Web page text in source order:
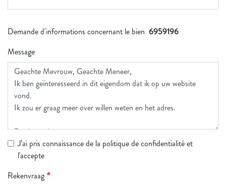
Demande d'informations concernant le bien 6959196
Message
J’ai pris connaissance de la politique de confidentialité et
l'accepte
Rekenvraag